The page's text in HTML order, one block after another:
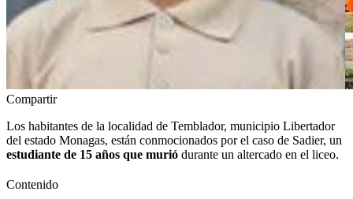
Compartir
Los habitantes de la localidad de Temblador, municipio Libertador
del estado Monagas, están conmocionados por el caso de Sadier, un
estudiante de 15 años que murió durante un altercado en el liceo.
Contenido